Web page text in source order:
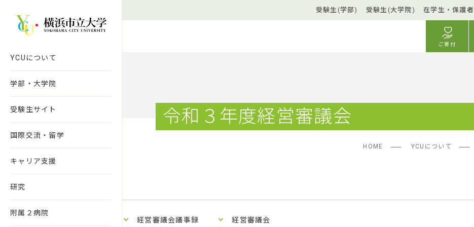
YCUについて
学部・大学院
受験生サイト
国際交流・留学
キャリア支援
研究
附属２病院
受験生(学部) 受験生(大学院) 在学生・保護者
ご寄付
令和３年度経営審議会
HOME YCUについて
経営審議会議事録 経営審議会